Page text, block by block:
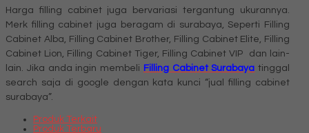
Harga filling cabinet juga bervariasi tergantung ukurannya.
Merk filling cabinet juga beragam di surabaya, Seperti Filling
Cabinet Alba, Filling Cabinet Brother, Filling Cabinet Elite, Filling
Cabinet Lion, Filling Cabinet Tiger, Filling Cabinet VIP dan lain-
lain. Jika anda ingin membeli Filling Cabinet Surabaya tinggal
search saja di google dengan kata kunci “jual filling cabinet
surabaya”.
Produk Terkait
Produk Terbaru